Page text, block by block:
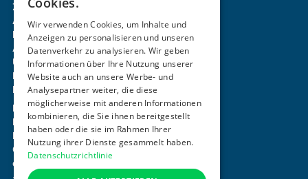
Zertifizierung & Verifikation
Akademie
Mitgliedschaft
Aktivitäten
Über uns
Login
Kontakt
Impressum
Datenschutz
Barrierefreiheitserklärung
Cookie-Einstellungen anpassen
office@ogni.at
+43 664 15 63 507
Wir verwenden Cookies, um Inhalte und
Anzeigen zu personalisieren und unseren
Datenverkehr zu analysieren. Wir geben
Informationen über Ihre Nutzung unserer
Website auch an unsere Werbe- und
Analysepartner weiter, die diese
möglicherweise mit anderen Informationen
kombinieren, die Sie ihnen bereitgestellt
haben oder die sie im Rahmen Ihrer
Nutzung ihrer Dienste gesammelt haben.
Datenschutzrichtlinie